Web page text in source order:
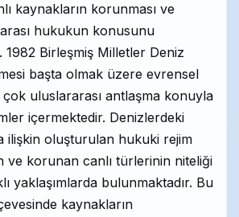
kaynakların korunması ve
hukukun konusunu
1982 Birleşmiş Milletler Deniz
başta olmak üzere evrensel
uluslararası antlaşma konuyla
içermektedir. Denizlerdeki
ilişkin oluşturulan hukuki rejim
ve korunan canlı türlerinin niteliği
yaklaşımlarda bulunmaktadır. Bu
kaynakların